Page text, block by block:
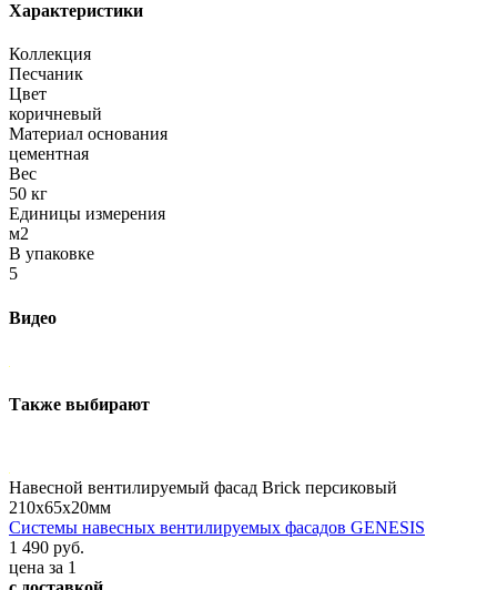
Характеристики
Коллекция
Песчаник
Цвет
коричневый
Материал основания
цементная
Вес
50 кг
Единицы измерения
м2
В упаковке
5
Видео
Также выбирают
Навесной вентилируемый фасад Brick персиковый
210х65х20мм
Системы навесных вентилируемых фасадов GENESIS
1 490 руб.
цена за 1